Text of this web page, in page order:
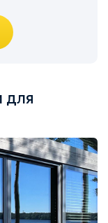
для